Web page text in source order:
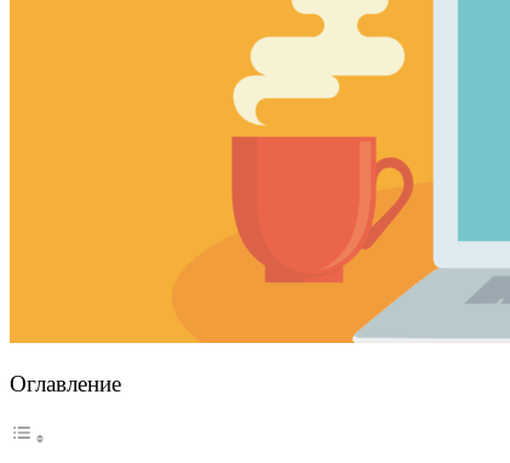
Оглавление